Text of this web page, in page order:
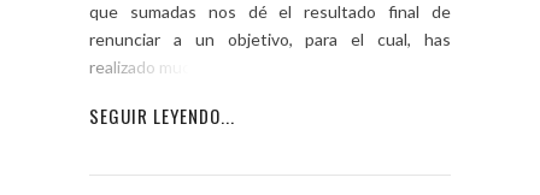
que sumadas nos dé el resultado final de
renunciar a un objetivo, para el cual, has
realizado muchos […]
SEGUIR LEYENDO...